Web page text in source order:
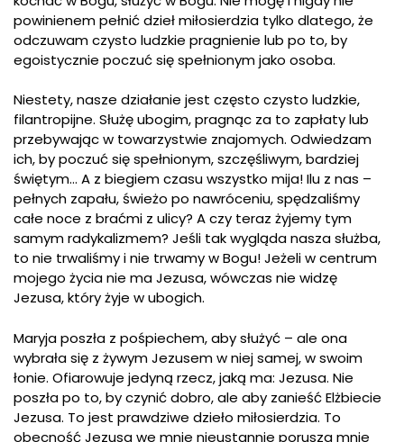
powinienem pełnić dzieł miłosierdzia tylko dlatego, że
odczuwam czysto ludzkie pragnienie lub po to, by
egoistycznie poczuć się spełnionym jako osoba.
Niestety, nasze działanie jest często czysto ludzkie,
filantropijne. Służę ubogim, pragnąc za to zapłaty lub
przebywając w towarzystwie znajomych. Odwiedzam
ich, by poczuć się spełnionym, szczęśliwym, bardziej
świętym… A z biegiem czasu wszystko mija! Ilu z nas –
pełnych zapału, świeżo po nawróceniu, spędzaliśmy
całe noce z braćmi z ulicy? A czy teraz żyjemy tym
samym radykalizmem? Jeśli tak wygląda nasza służba,
to nie trwaliśmy i nie trwamy w Bogu! Jeżeli w centrum
mojego życia nie ma Jezusa, wówczas nie widzę
Jezusa, który żyje w ubogich.
Maryja poszła z pośpiechem, aby służyć – ale ona
wybrała się z żywym Jezusem w niej samej, w swoim
łonie. Ofiarowuje jedyną rzecz, jaką ma: Jezusa. Nie
poszła po to, by czynić dobro, ale aby zanieść Elżbiecie
Jezusa. To jest prawdziwe dzieło miłosierdzia. To
obecność Jezusa we mnie nieustannie porusza mnie